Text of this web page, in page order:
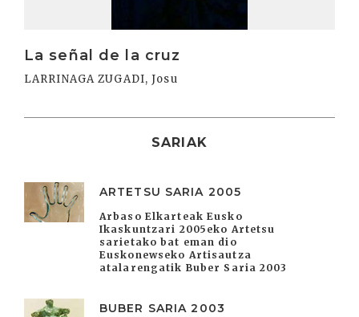
La señal de la cruz
LARRINAGA ZUGADI, Josu
SARIAK
ARTETSU SARIA 2005
Arbaso Elkarteak Eusko
Ikaskuntzari 2005eko Artetsu
sarietako bat eman dio
Euskonewseko Artisautza
atalarengatik Buber Saria 2003
BUBER SARIA 2003